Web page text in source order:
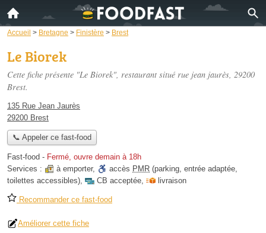
Accueil > Bretagne > Finistère > Brest
Le Biorek
Cette fiche présente "Le Biorek", restaurant situé rue jean jaurès, 29200
Brest.
135 Rue Jean Jaurès
29200 Brest
📞 Appeler ce fast-food
Fast-food - Fermé, ouvre demain à 18h
Services :
à emporter, accès PMR (parking, entrée adaptée,
toilettes accessibles), CB acceptée, livraison
Recommander ce fast-food
Améliorer cette fiche